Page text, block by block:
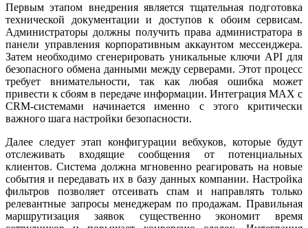
Первым этапом внедрения является тщательная подготовка
технической документации и доступов к обоим сервисам.
Администраторы должны получить права администратора в
панели управления корпоративным аккаунтом мессенджера.
Затем необходимо сгенерировать уникальные ключи API для
безопасного обмена данными между серверами. Этот процесс
требует внимательности, так как любая ошибка может
привести к сбоям в передаче информации. Интеграция MAX с
CRM-системами начинается именно с этого критически
важного шага настройки безопасности.
Далее следует этап конфигурации вебхуков, которые будут
отслеживать входящие сообщения от потенциальных
клиентов. Система должна мгновенно реагировать на новые
события и передавать их в базу данных компании. Настройка
фильтров позволяет отсеивать спам и направлять только
релевантные запросы менеджерам по продажам. Правильная
маршрутизация заявок существенно экономит время